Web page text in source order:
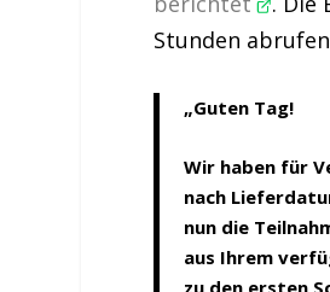
Stunden
„Guten Tag!
Wir haben für
nach
nun die
aus Ihrem